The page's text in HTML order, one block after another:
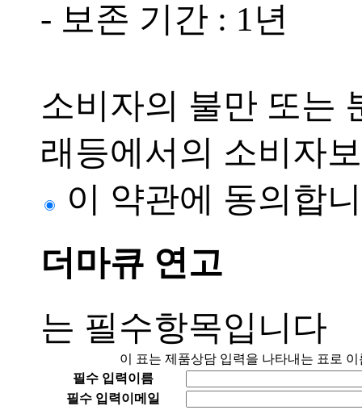
- 보존 기간 : 1년
소비자의 불만 또는
래등에서의 소비자
이 약관에 동의합
더마큐 연고
는 필수항목입니다
이 표는 제품상담 입력을 나타내는 표로
필수 입력이름
필수 입력이메일